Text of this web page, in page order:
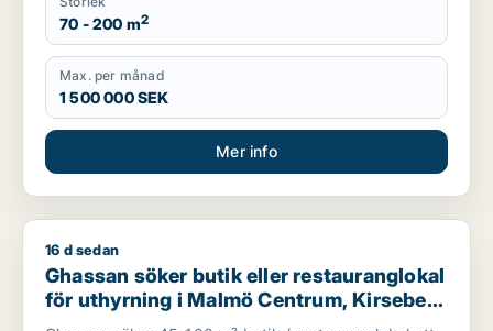
70 - 200 m2
Max. per månad
1 500 000 SEK
Mer info
Ghassan söker butik eller restauranglokal för uthyrning i
16 d sedan
Ghassan söker butik eller restauranglokal
för uthyrning i Malmö Centrum, Kirseberg
eller Husie m.fl.